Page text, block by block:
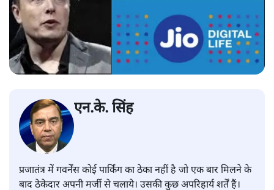
एन.के. सिंह
प्रजातंत्र में गवर्नेंस कोई पार्किंग का ठेका नहीं है जो एक बार मिलने के
बाद ठेकेदार अपनी मर्जी से चलाये। उसकी कुछ अपरिहार्य शर्तें हैं।